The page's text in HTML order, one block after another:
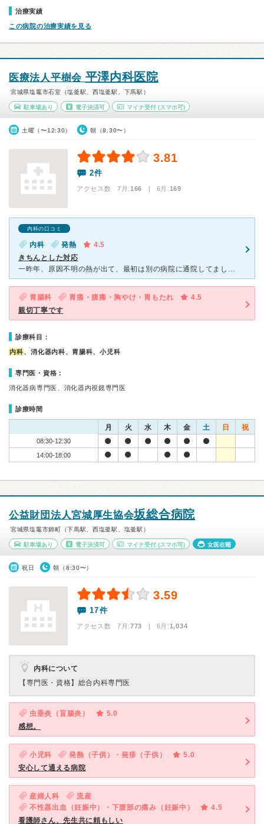
治療実績
この病院の治療実績を見る
医療法人平樹会 平澤内科医院
宮城県塩竈市石堂（塩釜駅、西塩釜駅、下馬駅）
駐車場あり 電子決済可 マイナ受付 (スマホ可)
土曜（〜12:30） 朝（8:30〜）
3.81
2件
アクセス数 7月:166 | 6月:169
内科の口コミ
内科 発熱
4.5
きちんとした対応
一昨年、原因不明の熱が出て、最初は別の病院に通院してましたが、 熱が下がったり、あがったりを繰り返すばかりで、全然よくならず。 そんな時、知人に勧められて行ってみたところ、前の病院では全然検査して
胃腸科 胃痛・腹痛・胸やけ・胃もたれ
4.5
親切丁寧です
診療科目：
内科、消化器内科、胃腸科、小児科
専門医・資格：
消化器病専門医、消化器内視鏡専門医
診療時間
月 火 水 木 金 土 日 祝
08:30-12:30
14:00-18:00
公益財団法人宮城厚生協会坂総合病院
宮城県塩竈市錦町（下馬駅、西塩釜駅、塩釜駅）
駐車場あり 電子決済可 マイナ受付 (スマホ可) 女医在籍
祝日 朝（8:30〜）
3.59
17件
アクセス数 7月:773 | 6月:1,034
内科について
【専門医・資格】 総合内科専門医
虫垂炎（盲腸炎）
5.0
感想。
小児科 発熱（子供）・発疹（子供）
5.0
安心して通える病院
産婦人科
流産
不性器出血（妊娠中）・下腹部の痛み（妊娠中）
4.5
看護師さん、先生共に頼もしい